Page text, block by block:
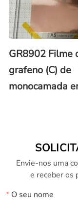
GR8902 Filme
grafeno (C) de
monocamada
Envie-nos uma
e receber os
*O seu nome